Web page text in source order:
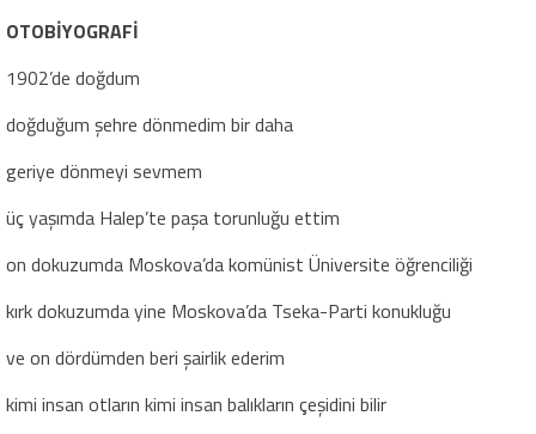
OTOBİYOGRAFİ
1902’de doğdum
doğduğum şehre dönmedim bir daha
geriye dönmeyi sevmem
üç yaşımda Halep’te paşa torunluğu ettim
on dokuzumda Moskova’da komünist Üniversite öğrenciliği
kırk dokuzumda yine Moskova’da Tseka-Parti konukluğu
ve on dördümden beri şairlik ederim
kimi insan otların kimi insan balıkların çeşidini bilir